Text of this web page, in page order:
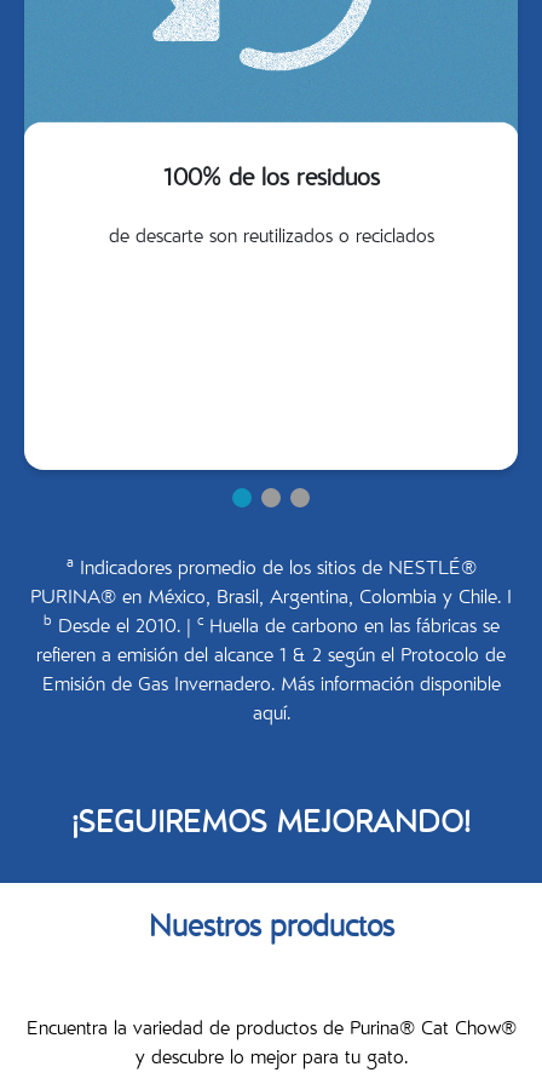
100% de los residuos
de descarte son reutilizados o reciclados
aIndicadores promedio de los sitios de NESTLÉ®
PURINA® en México, Brasil, Argentina, Colombia y Chile. I
b Desde el 2010. | cHuella de carbono en las fábricas se
refieren a emisión del alcance 1 & 2 según el Protocolo de
Emisión de Gas Invernadero. Más información disponible
aquí.
¡SEGUIREMOS MEJORANDO!
Nuestros productos
Encuentra la variedad de productos de Purina® Cat Chow®
y descubre lo mejor para tu gato.